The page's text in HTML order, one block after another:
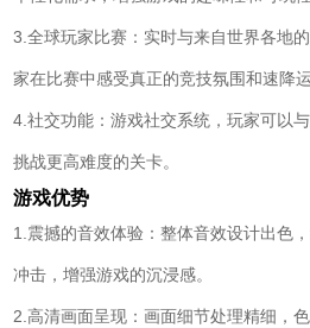
3.全球玩家比赛：实时与来自世界各地
家在比赛中感受真正的竞技氛围和速降
4.社交功能：游戏社交系统，玩家可以
挑战更高难度的关卡。
游戏优势
1.震撼的音效体验：整体音效设计出色
冲击，增强游戏的沉浸感。
2.高清画面呈现：画面细节处理精细，